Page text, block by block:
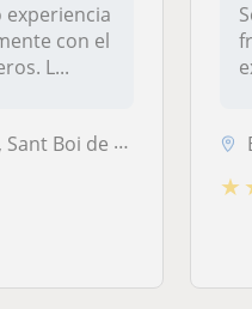
experiencia
con el
L...
Sant Climent de Llobregat
★